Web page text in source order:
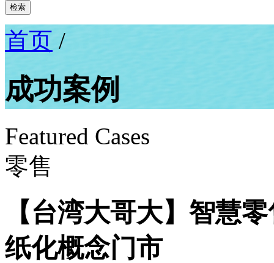
检索
首页 /
成功案例
Featured Cases
零售
【台湾大哥大】智慧
纸化概念门市